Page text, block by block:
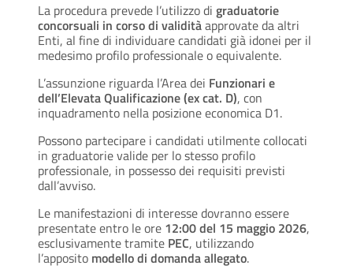
La procedura prevede l’utilizzo di graduatorie
concorsuali in corso di validitàapprovate da altri
Enti, al fine di individuare candidati già idonei per il
medesimo profilo professionale o equivalente.
L’assunzione riguarda l’Area dei Funzionari e
dell’Elevata Qualificazione (ex cat. D), con
inquadramento nella posizione economica D1.
Possono partecipare i candidati utilmente collocati
in graduatorie valide per lo stesso profilo
professionale, in possesso dei requisiti previsti
dall’avviso.
Le manifestazioni di interesse dovranno essere
presentate entro le ore 12:00 del 15 maggio 2026,
esclusivamente tramite PEC, utilizzando
l’apposito modello di domanda allegato.